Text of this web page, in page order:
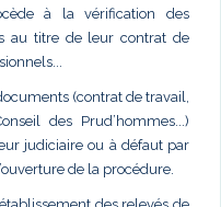
à la vérification des
au titre de leur contrat de
(contrat de travail,
des Prud’hommes...)
judiciaire ou à défaut par
de la procédure.
des relevés de